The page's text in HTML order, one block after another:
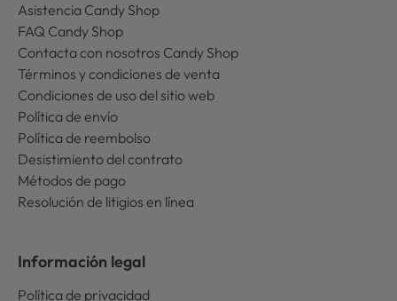
Asistencia Candy Shop
FAQ Candy Shop
Contacta con nosotros Candy Shop
Términos y condiciones de venta
Condiciones de uso del sitio web
Política de envío
Política de reembolso
Desistimiento del contrato
Métodos de pago
Resolución de litigios en línea
Información legal
Política de privacidad